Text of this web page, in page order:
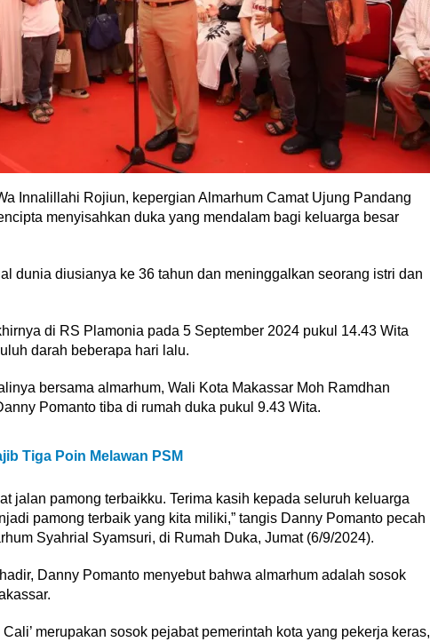
Innalillahi Rojiun, kepergian Almarhum Camat Ujung Pandang
menyisahkan duka yang mendalam bagi keluarga besar
dunia diusianya ke 36 tahun dan meninggalkan seorang istri dan
di RS Plamonia pada 5 September 2024 pukul 14.43 Wita
darah beberapa hari lalu.
bersama almarhum, Wali Kota Makassar Moh Ramdhan
Pomanto tiba di rumah duka pukul 9.43 Wita.
Tiga Poin Melawan PSM
jalan pamong terbaikku. Terima kasih kepada seluruh keluarga
pamong terbaik yang kita miliki,” tangis Danny Pomanto pecah
Syahrial Syamsuri, di Rumah Duka, Jumat (6/9/2024).
Danny Pomanto menyebut bahwa almarhum adalah sosok
merupakan sosok pejabat pemerintah kota yang pekerja keras,